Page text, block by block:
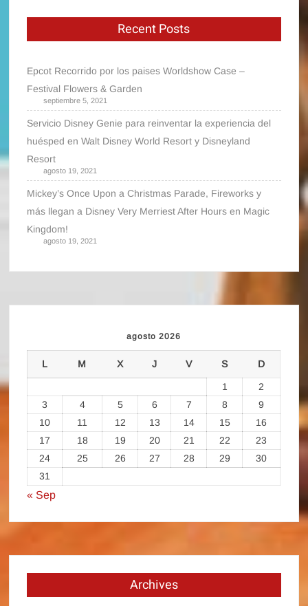
Recent Posts
Epcot Recorrido por los paises Worldshow Case –
Festival Flowers & Garden
septiembre 5, 2021
Servicio Disney Genie para reinventar la experiencia del
huésped en Walt Disney World Resort y Disneyland
Resort
agosto 19, 2021
Mickey’s Once Upon a Christmas Parade, Fireworks y
más llegan a Disney Very Merriest After Hours en Magic
Kingdom!
agosto 19, 2021
agosto 2026
L M X J V S D
1
2
3
4 5 6 7 8
9
10
11 12 13 14 15
16
17
18 19 20 21 22
23
24
25 26 27 28 29
30
31
« Sep
Archives